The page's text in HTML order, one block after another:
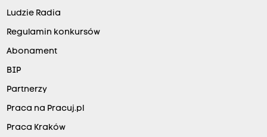
Ludzie Radia
Regulamin konkursów
Abonament
BIP
Partnerzy
Praca na Pracuj.pl
Praca Kraków